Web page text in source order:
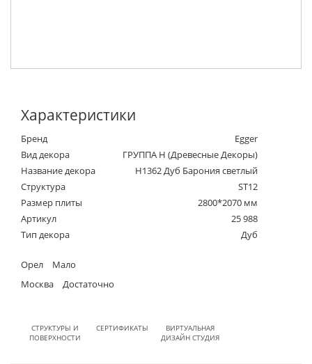
Характеристики
Бренд
Egger
Вид декора
ГРУППА Н (Древесные Декоры)
Название декора
H1362 Дуб Барония светлый
Структура
ST12
Размер плиты
2800*2070 мм
Артикул
25 988
Тип декора
Дуб
Орел
Мало
Москва
Достаточно
СТРУКТУРЫ И
ПОВЕРХНОСТИ
СЕРТИФИКАТЫ
ВИРТУАЛЬНАЯ
ДИЗАЙН СТУДИЯ